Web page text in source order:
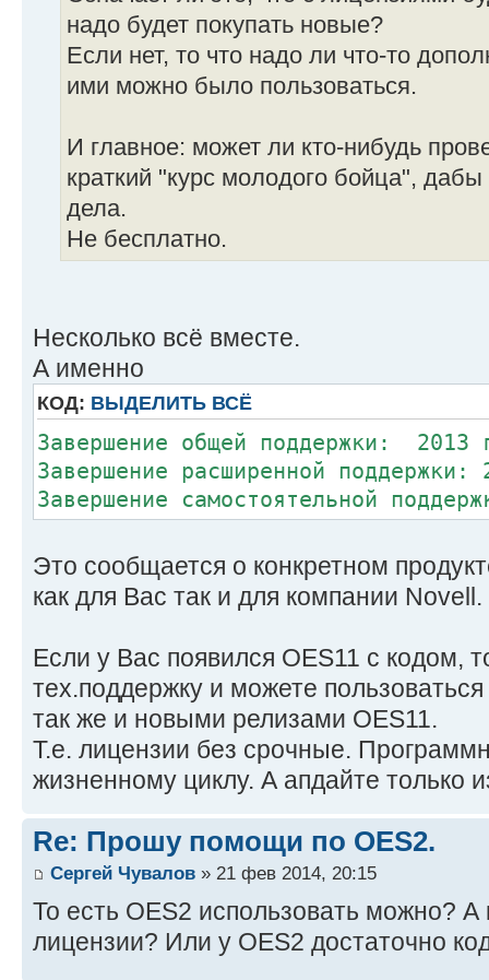
надо будет покупать новые?
Если нет, то что надо ли что-то
ими можно было пользоваться.
И главное: может ли кто-нибудь
краткий "курс молодого бойца",
дела.
Не бесплатно.
Несколько всё вместе.
А именно
КОД: ВЫДЕЛИТЬ ВСЁ
Завершение общей поддержки: 2013
Завершение расширенной поддержки:
Завершение самостоятельной
Это сообщается о конкретном
как для Вас так и для компании Novell.
Если у Вас появился OES11 с кодом,
тех.поддержку и можете
так же и новыми релизами OES11.
Т.е. лицензии без срочные.
жизненному циклу. А апдайте только
Re: Прошу помощи по OES2.
Сергей Чувалов » 21 фев 2014, 20:15
То есть OES2 использовать можно? А
лицензии? Или у OES2 достаточно